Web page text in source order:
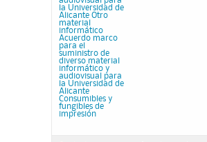
la Universidad de
Alicante Otro
material
informático
Acuerdo marco
para el
suministro de
diverso material
informático y
audiovisual para
la Universidad de
Alicante
Consumibles y
fungibles de
impresión